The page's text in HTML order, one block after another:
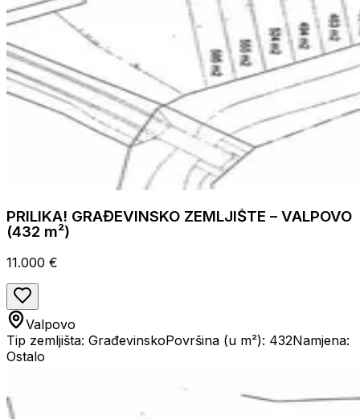
PRILIKA! GRAĐEVINSKO ZEMLJIŠTE – VALPOVO
(432 m²)
11.000 €
Valpovo
Tip zemljišta: GrađevinskoPovršina (u m²): 432Namjena:
Ostalo